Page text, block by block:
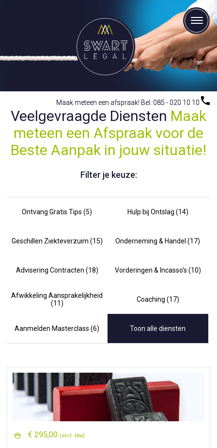
Maak meteen een afspraak! Bel: 085 - 020 10 10
Maak meteen een afspraak! Bel: 085 - 020 10 10
Veelgevraagde Diensten Maak
meteen een Afspraak voor de
Beste Aanpak in jouw situatie!
Filter je keuze:
Ontvang Gratis Tips (5) Hulp bij Ontslag (14)
Geschillen Ziekteverzuim (15) Onderneming & Handel (17)
Advisering Contracten (18) Vorderingen & Incasso's (10)
Afwikkeling Aansprakelijkheid
(11)
Coaching (17)
Aanmelden Masterclass (6) Toon alle diensten
€ 295,00 (excl. btw)